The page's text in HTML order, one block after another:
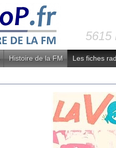
5615
Histoire de la FM Les fiches